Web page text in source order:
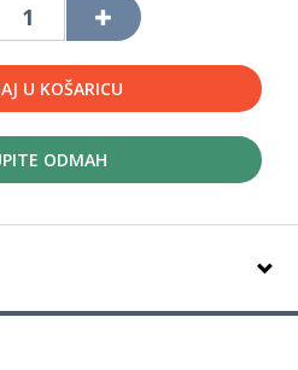
U KOŠARICU
ODMAH